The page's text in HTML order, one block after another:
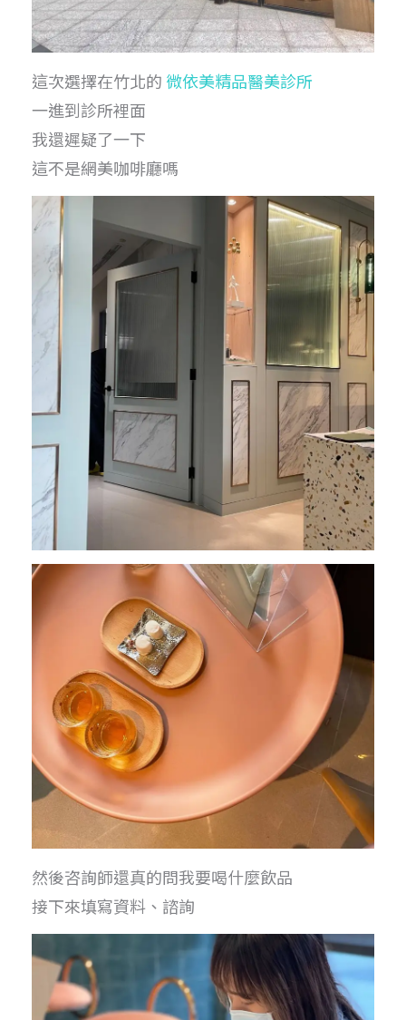
這次選擇在竹北的 微依美精品醫美診所
一進到診所裡面
我還遲疑了一下
這不是網美咖啡廳嗎
然後咨詢師還真的問我要喝什麼飲品
接下來填寫資料、諮詢